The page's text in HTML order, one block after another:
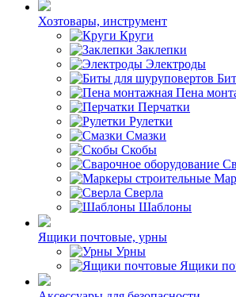
Хозтовары, инструмент
Круги
Заклепки
Электроды
Пена
Перчатки
Рулетки
Смазки
Скобы
Сверла
Шаблоны
Ящики почтовые, урны
Урны
Ящики